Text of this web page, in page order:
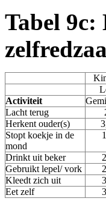
Tabel 9c:
Activiteit
Lacht terug
Herkent ouder(s)
Stopt koekje in de
mond
Drinkt uit beker
Gebruikt lepel/ vork
Kleedt zich uit
Eet zelf